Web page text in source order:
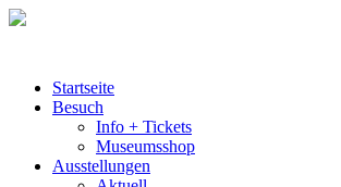
Startseite
Besuch
Info + Tickets
Museumsshop
Ausstellungen